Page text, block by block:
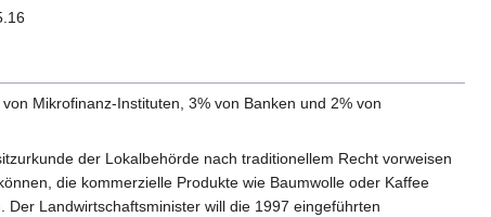
Mikrofinanz-Instituten, 3% von Banken und 2% von
der Lokalbehörde nach traditionellem Recht vorweisen
die kommerzielle Produkte wie Baumwolle oder Kaffee
Landwirtschaftsminister will die 1997 eingeführten